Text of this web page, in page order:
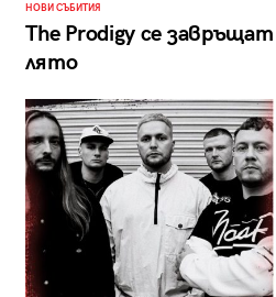
НОВИ СЪБИТИЯ
The Prodigy се
лято